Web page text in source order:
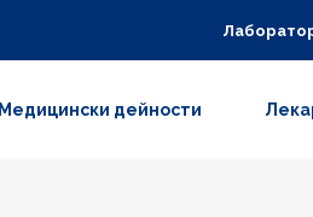
Медицински дейности